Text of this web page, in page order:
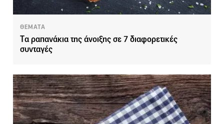
ΘΕΜΑΤΑ
Tα ραπανάκια της άνοιξης σε 7 διαφορετικές
συνταγές